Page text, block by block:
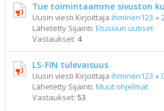
Tue toimintaamme sivuston
Uusin viesti Kirjoittaja ihminen123 «
Lähetetty Sijainti: Etusivun uutiset
Vastaukset: 4
LS-FIN tulevaisuus
Uusin viesti Kirjoittaja ihminen123 «
Lähetetty Sijainti: Muut ohjelmat
Vastaukset: 53